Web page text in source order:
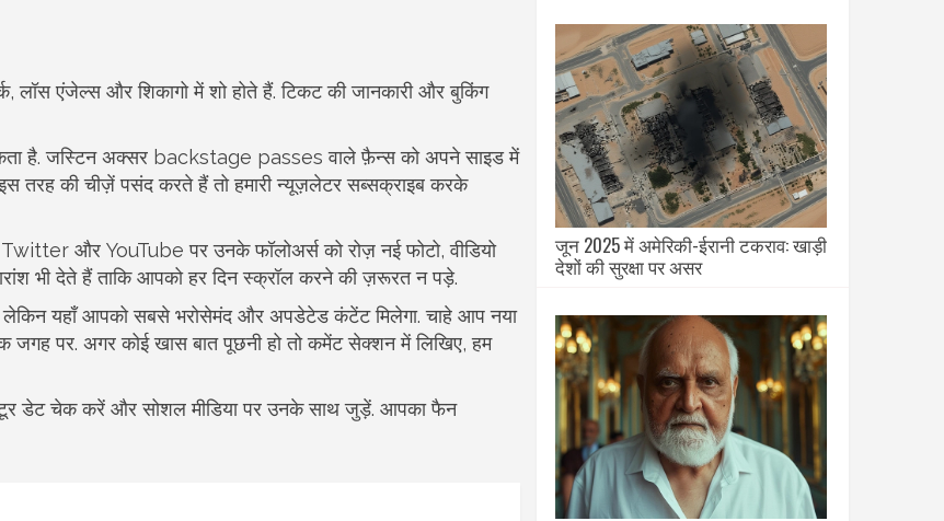
लॉस एंजेल्स और शिकागो में शो होते हैं. टिकट की जानकारी और बुकिंग
है. जस्टिन अक्सर backstage passes वाले फ़ैन्स को अपने साइड में
तरह की चीज़ें पसंद करते हैं तो हमारी न्यूज़लेटर सब्सक्राइब करके
और YouTube पर उनके फॉलोअर्स को रोज़ नई फोटो, वीडियो
भी देते हैं ताकि आपको हर दिन स्क्रॉल करने की ज़रूरत न पड़े.
लेकिन यहाँ आपको सबसे भरोसेमंद और अपडेटेड कंटेंट मिलेगा. चाहे आप नया
जगह पर. अगर कोई खास बात पूछनी हो तो कमेंट सेक्शन में लिखिए, हम
टूर डेट चेक करें और सोशल मीडिया पर उनके साथ जुड़ें. आपका फैन
जून 2025 में अमेरिकी-ईरानी टकराव: खाड़ी
देशों की सुरक्षा पर असर